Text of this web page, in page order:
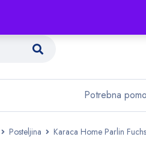
Potrebna
Posteljina Karaca Home Parlin